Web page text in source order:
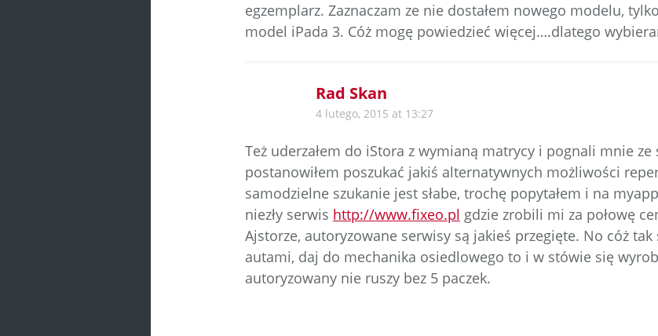
egzemplarz. Zaznaczam ze nie dostałem nowego modelu,
model iPada 3. Cóż mogę powiedzieć więcej….dlatego
Rad Skan
4 lutego, 2015 at 13:27
Też uderzałem do iStora z wymianą matrycy i pognali mnie
postanowiłem poszukać jakiś alternatywnych możliwości
samodzielne szukanie jest słabe, trochę popytałem i na
niezły serwis http://www.fixeo.pl gdzie zrobili mi za połowę
Ajstorze, autoryzowane serwisy są jakieś przegięte. No cóż
autami, daj do mechanika osiedlowego to i w stówie się
autoryzowany nie ruszy bez 5 paczek.